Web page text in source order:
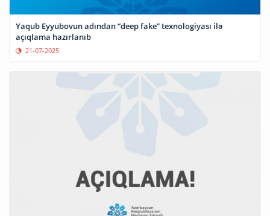
Yaqub Eyyubovun adından “deep fake” texnologiyası ilə
açıqlama hazırlanıb
21-07-2025